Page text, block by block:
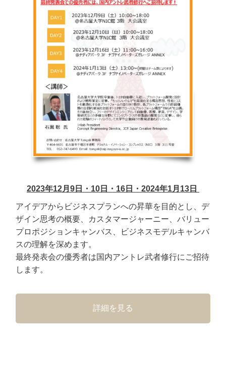
2023年12月9日・10日・16日・2024年1月13日
アイデアからビジネスプランへの昇華を目的とし、デ
ザイン思考の概要、カスタマージャーニー、バリュー
プロポジションキャンバス、ビジネスモデルキャンバ
スの理解を深めます。
最終発表会の優秀者は国内アントレ武者修行にご招待
します。
詳細を見る